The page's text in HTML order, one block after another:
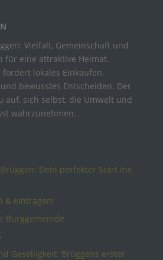
Vielfalt, Gemeinschaft und
für eine attraktive Heimat.
fördert lokales Einkaufen,
bewusstes Entscheiden. Der
auf, sich selbst, die Umwelt und
wahrzunehmen.
Dein perfekter Start ins
& eintragen!
Burggemeinde
Geselligkeit: Brüggens erster